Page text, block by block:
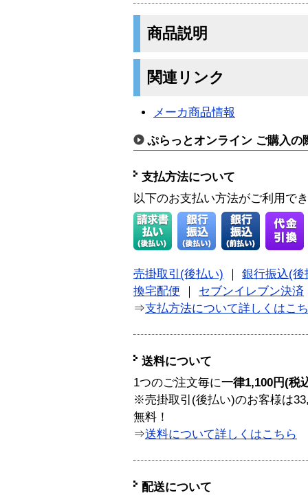
商品説明
関連リンク
メーカ商品情報
ぷらっとオンライン ご購入の
支払方法について
以下のお支払い方法がご利用で
売掛取引(後払い)
銀行振込(後
換宅配便
セブンイレブン決済
⇒支払方法について詳しくはこ
送料について
1つのご注文毎に一律1,100円(税
※売掛取引(後払い)のお客様は
無料！
⇒送料について詳しくはこちら
配送について